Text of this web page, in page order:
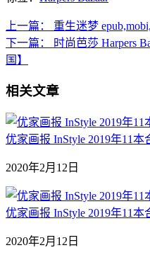
上一篇：
重生迷梦
下一篇：
时尚芭莎 Harpers
国】
相关文章
优家画报 InStyle 2019年11本
2020年2月12日
优家画报 InStyle 2019年11本
2020年2月12日